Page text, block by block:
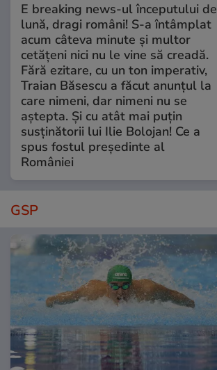
E breaking news-ul începutului de
lună, dragi români! S-a întâmplat
acum câteva minute și multor
cetățeni nici nu le vine să creadă.
Fără ezitare, cu un ton imperativ,
Traian Băsescu a făcut anunțul la
care nimeni, dar nimeni nu se
aștepta. Și cu atât mai puțin
susținătorii lui Ilie Bolojan! Ce a
spus fostul președinte al
României
GSP